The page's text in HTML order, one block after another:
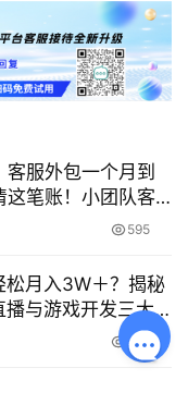
服外包一个月到
这笔账！小团队客
595
月入3W＋？揭秘
与游戏开发三大
择、流量获取到实
676